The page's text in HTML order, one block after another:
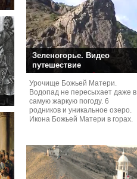
Зеленогорье. Видео
путешествие
Урочище Божьей Матери.
Водопад не пересыхает даже в
самую жаркую погоду. 6
родников и уникальное озеро.
Икона Божьей Матери в горах.